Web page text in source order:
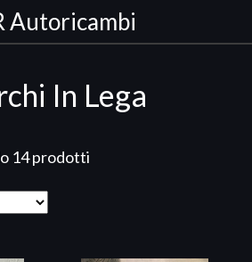
Autoricambi
In Lega
14 prodotti